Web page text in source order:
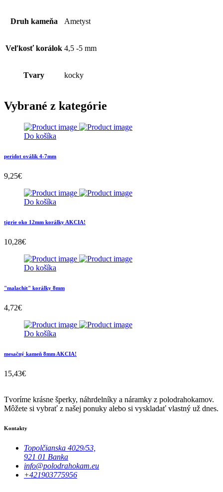
Druh kameňa Ametyst
Veľkosť korálok 4,5 -5 mm
Tvary kocky
Vybrané z kategórie
Do košíka
peridot oválik 4-7mm
9,25€
Do košíka
tigrie oko 12mm korálky AKCIA!
10,28€
Do košíka
"malachit" korálky 8mm
4,72€
Do košíka
mesačný kameň 8mm AKCIA!
15,43€
Tvoríme krásne šperky, náhrdelníky a náramky z polodrahokamov.
Môžete si vybrať z našej ponuky alebo si vyskladať vlastný už dnes.
Kontakty
Topolčianska 4029/53,
921 01 Banka
info@polodrahokam.eu
+421903775956